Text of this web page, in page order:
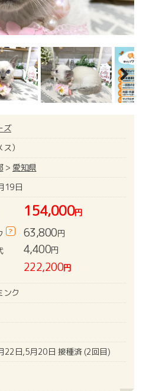
Next
ズ
）
> 愛知県
19日
154,000円
? 63,800円
4,400円
222,200円
ンク
22日,5月20日 接種済 (2回目)